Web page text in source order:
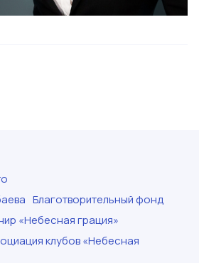
Благотворительный фонд
«Небесная грация»
клубов «Небесная